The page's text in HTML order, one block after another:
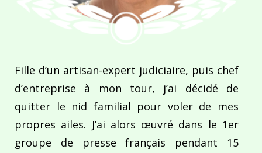
Fille d’un artisan-expert judiciaire, puis chef
d’entreprise à mon tour, j’ai décidé de
quitter le nid familial pour voler de mes
propres ailes. J’ai alors œuvré dans le 1er
groupe de presse français pendant 15